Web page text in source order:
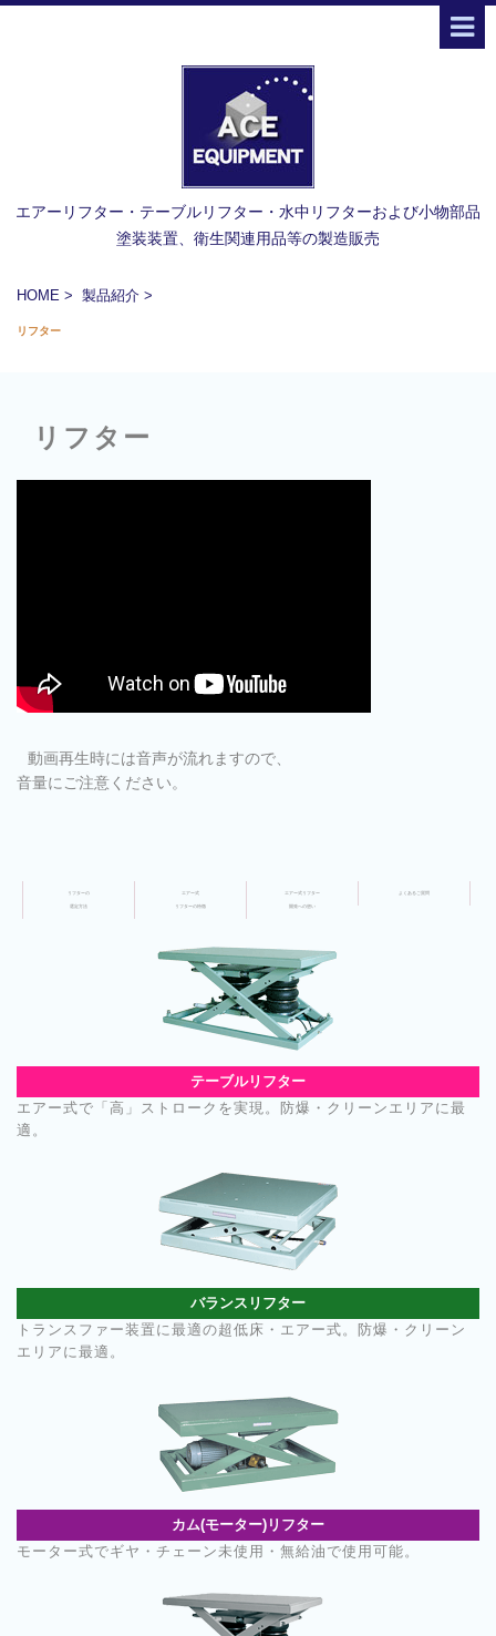
エアーリフター・テーブルリフター・水中リフターおよび小物部品
塗装装置、衛生関連用品等の製造販売
HOME > 製品紹介 >
リフター
リフター
動画再生時には音声が流れますので、
音量にご注意ください。
リフターの
選定方法
エアー式
リフターの特徴
エアー式リフター
開発への想い
よくあるご質問
テーブルリフター
エアー式で「高」ストロークを実現。防爆・クリーンエリアに最
適。
バランスリフター
トランスファー装置に最適の超低床・エアー式。防爆・クリーン
エリアに最適。
カム(モーター)リフター
モーター式でギヤ・チェーン未使用・無給油で使用可能。